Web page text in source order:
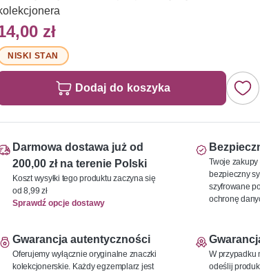
zł
NISKI STAN
Dodaj do koszyka
Darmowa dostawa już od
200,00 zł na terenie Polski
Koszt wysyłki tego produktu zaczyna się
od 8,99 zł
Sprawdź opcje dostawy
Twoje
bezpieczny
szyfrowane
ochronę
Gwarancja autentyczności
Oferujemy wyłącznie oryginalne znaczki
kolekcjonerskie. Każdy egzemplarz jest
W przypadku
odeślij